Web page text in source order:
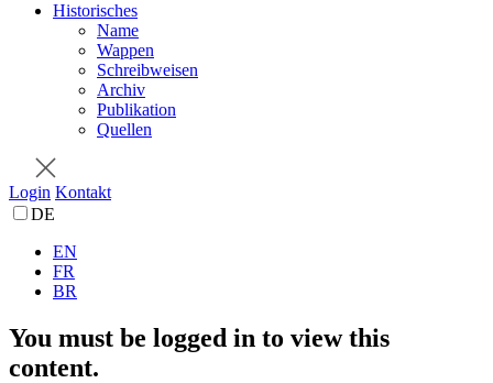
Historisches
Name
Wappen
Schreibweisen
Archiv
Publikation
Quellen
Login Kontakt
DE
EN
FR
BR
You must be logged in to view this
content.